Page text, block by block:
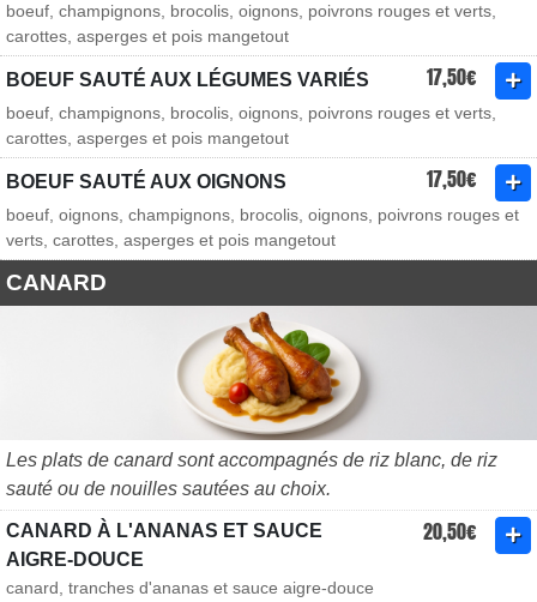
boeuf, champignons, brocolis, oignons, poivrons rouges et verts,
carottes, asperges et pois mangetout
BOEUF SAUTÉ AUX LÉGUMES VARIÉS 17,50€
boeuf, champignons, brocolis, oignons, poivrons rouges et verts,
carottes, asperges et pois mangetout
BOEUF SAUTÉ AUX OIGNONS 17,50€
boeuf, oignons, champignons, brocolis, oignons, poivrons rouges et
verts, carottes, asperges et pois mangetout
CANARD
Les plats de canard sont accompagnés de riz blanc, de riz
sauté ou de nouilles sautées au choix.
CANARD À L'ANANAS ET SAUCE
AIGRE-DOUCE
20,50€
canard, tranches d'ananas et sauce aigre-douce